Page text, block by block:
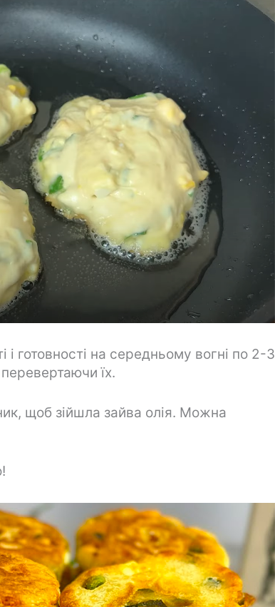
готовності на середньому вогні по 2-3
їх.
щоб зійшла зайва олія. Можна